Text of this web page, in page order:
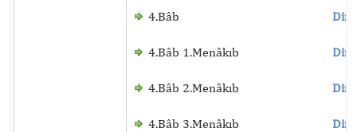
4.Bâb
4.Bâb 1.Menâkıb
4.Bâb 2.Menâkıb
4.Bâb 3.Menâkıb